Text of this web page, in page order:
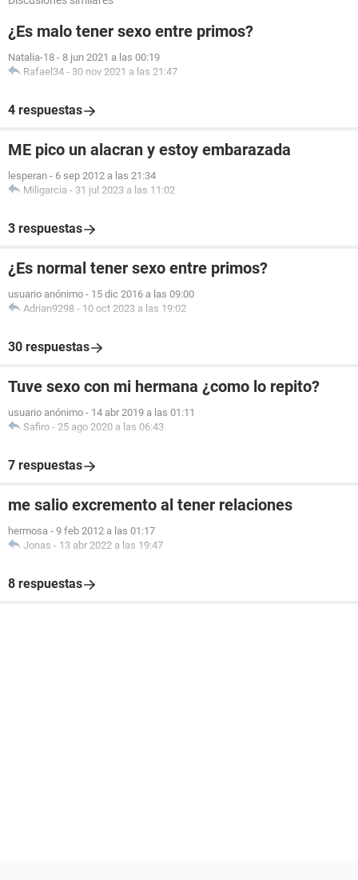
¿Es malo tener sexo entre primos?
Natalia-18 - 8 jun 2021 a las 00:19
Rafael34 - 30 nov 2021 a las 21:47
4 respuestas
ME pico un alacran y estoy embarazada
lesperan - 6 sep 2012 a las 21:34
Miligarcia - 31 jul 2023 a las 11:02
3 respuestas
¿Es normal tener sexo entre primos?
usuario anónimo - 15 dic 2016 a las 09:00
Adrian9298 - 10 oct 2023 a las 19:02
30 respuestas
Tuve sexo con mi hermana ¿como lo repito?
usuario anónimo - 14 abr 2019 a las 01:11
Safiro - 25 ago 2020 a las 06:43
7 respuestas
me salio excremento al tener relaciones
hermosa - 9 feb 2012 a las 01:17
Jonas - 13 abr 2022 a las 19:47
8 respuestas